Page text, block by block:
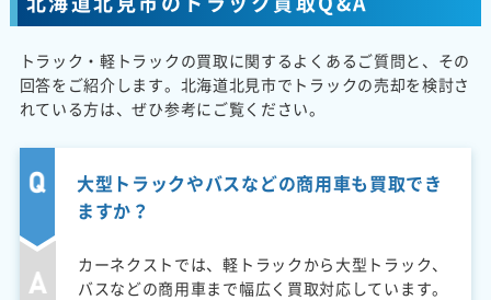
トラック・軽トラックの買取に関するよくあるご質問と、その
回答をご紹介します。北海道北見市でトラックの売却を検討さ
れている方は、ぜひ参考にご覧ください。
大型トラックやバスなどの商用車も買取でき
ますか？
カーネクストでは、軽トラックから大型トラック、
バスなどの商用車まで幅広く買取対応しています。